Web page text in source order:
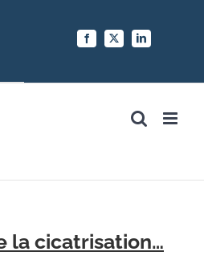
Facebook
X LinkedIn
la cicatrisation…